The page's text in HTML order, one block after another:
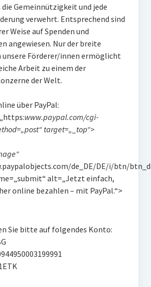
Gemeinnützigkeit und jede
verwehrt. Entsprechend sind
Weise auf Spenden und
angewiesen. Nur der breite
unsere Förderer/innen ermöglicht
Arbeit zu einem der
der Welt.
über PayPal:
www.paypal.com/cgi-
target=„_top“>
de_DE/DE/i/btn/
alt=„Jetzt einfach,
online bezahlen – mit PayPal.“>
Sie bitte auf folgendes Konto: